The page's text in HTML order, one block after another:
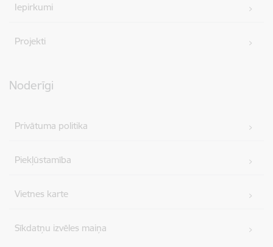
Iepirkumi
Projekti
Noderīgi
Privātuma politika
Piekļūstamība
Vietnes karte
Sīkdatņu izvēles maiņa